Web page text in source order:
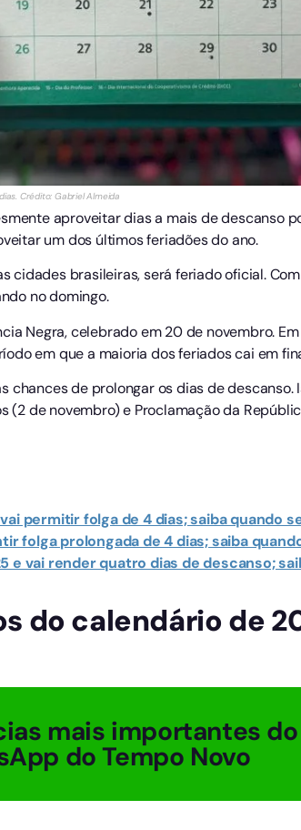
Crédito: Gabriel Almeida
aproveitar dias a mais de descanso
um dos últimos feriadões do ano.
cidades brasileiras, será feriado oficial.
no domingo.
Negra, celebrado em 20 de novembro.
em que a maioria dos feriados cai em
chances de prolongar os dias de
(2 de novembro) e Proclamação da
permitir folga de 4 dias; saiba quando
folga prolongada de 4 dias; saiba
e vai render quatro dias de descanso;
do calendário de
mais importantes
do Tempo Novo